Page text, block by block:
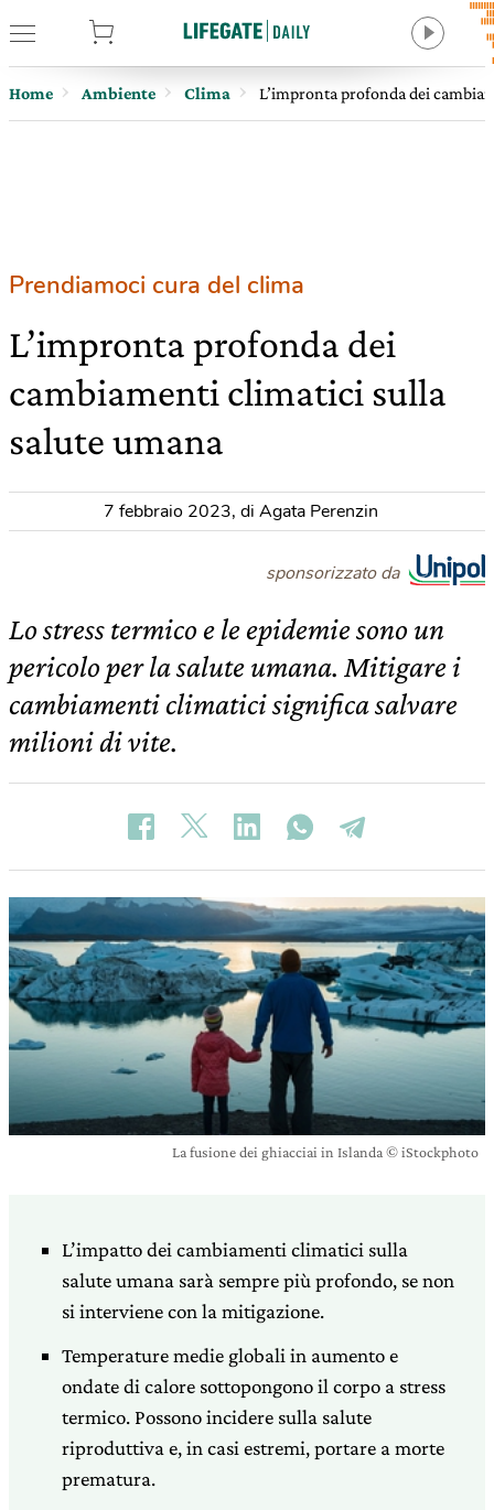
Home Ambiente Clima L’impronta profonda dei
Prendiamoci cura del clima
L’impronta profonda dei
cambiamenti climatici sulla
salute umana
7 febbraio 2023, di Agata Perenzin
sponsorizzato da
Lo stress termico e le epidemie sono un
pericolo per la salute umana. Mitigare i
cambiamenti climatici significa salvare
milioni di vite.
La fusione dei ghiacciai in Islanda © iStockphoto
L’impatto dei cambiamenti climatici sulla
salute umana sarà sempre più profondo, se non
si interviene con la mitigazione.
Temperature medie globali in aumento e
ondate di calore sottopongono il corpo a stress
termico. Possono incidere sulla salute
riproduttiva e, in casi estremi, portare a morte
prematura.